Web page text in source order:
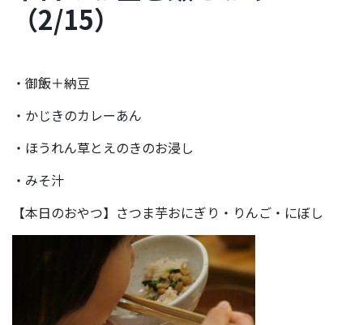
（2/15）
・御飯＋納豆
・かじきのカレーあん
・ほうれん草とえのきのお浸し
・みそ汁
【本日のおやつ】さつま芋おにぎり・りんご・にぼし